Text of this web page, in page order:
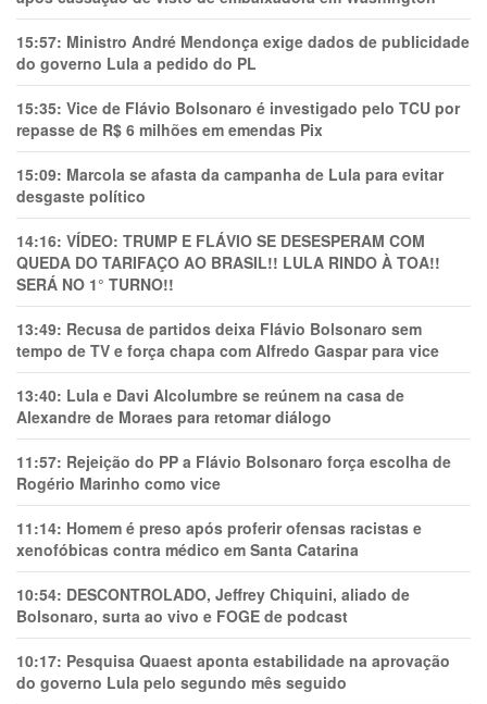
15:57: Ministro André Mendonça exige dados de publicidade
do governo Lula a pedido do PL
15:35: Vice de Flávio Bolsonaro é investigado pelo TCU por
repasse de R$ 6 milhões em emendas Pix
15:09: Marcola se afasta da campanha de Lula para evitar
desgaste político
14:16: VÍDEO: TRUMP E FLÁVIO SE DESESPERAM COM
QUEDA DO TARIFAÇO AO BRASIL!! LULA RINDO À TOA!!
SERÁ NO 1° TURNO!!
13:49: Recusa de partidos deixa Flávio Bolsonaro sem
tempo de TV e força chapa com Alfredo Gaspar para vice
13:40: Lula e Davi Alcolumbre se reúnem na casa de
Alexandre de Moraes para retomar diálogo
11:57: Rejeição do PP a Flávio Bolsonaro força escolha de
Rogério Marinho como vice
11:14: Homem é preso após proferir ofensas racistas e
xenofóbicas contra médico em Santa Catarina
10:54: DESCONTROLADO, Jeffrey Chiquini, aliado de
Bolsonaro, surta ao vivo e FOGE de podcast
10:17: Pesquisa Quaest aponta estabilidade na aprovação
do governo Lula pelo segundo mês seguido